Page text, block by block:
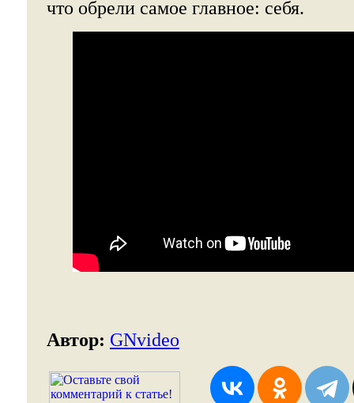
что обрели самое главное: себя.
Автор: GNvideo